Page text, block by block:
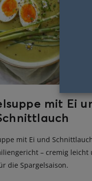
mit Ei
mit Ei und
– cremig leicht
die Spargelsaison.